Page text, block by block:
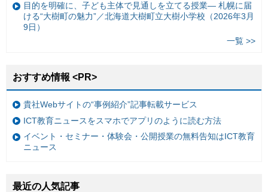
目的を明確に、子ども主体で見通しを立てる授業— 札幌に届
ける“大樹町の魅力”／北海道大樹町立大樹小学校（2026年3月
9日）
一覧 >>
おすすめ情報 <PR>
貴社Webサイトの“事例紹介”記事転載サービス
ICT教育ニュースをスマホでアプリのように読む方法
イベント・セミナー・体験会・公開授業の無料告知はICT教育
ニュース
最近の人気記事